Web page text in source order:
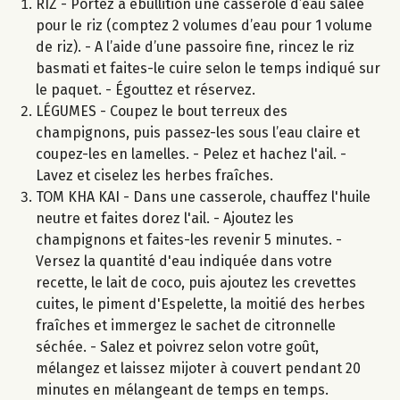
RIZ - Portez à ébullition une casserole d’eau salée
pour le riz (comptez 2 volumes d’eau pour 1 volume
de riz). - A l’aide d’une passoire fine, rincez le riz
basmati et faites-le cuire selon le temps indiqué sur
le paquet. - Égouttez et réservez.
LÉGUMES - Coupez le bout terreux des
champignons, puis passez-les sous l’eau claire et
coupez-les en lamelles. - Pelez et hachez l'ail. -
Lavez et ciselez les herbes fraîches.
TOM KHA KAI - Dans une casserole, chauffez l'huile
neutre et faites dorez l'ail. - Ajoutez les
champignons et faites-les revenir 5 minutes. -
Versez la quantité d'eau indiquée dans votre
recette, le lait de coco, puis ajoutez les crevettes
cuites, le piment d'Espelette, la moitié des herbes
fraîches et immergez le sachet de citronnelle
séchée. - Salez et poivrez selon votre goût,
mélangez et laissez mijoter à couvert pendant 20
minutes en mélangeant de temps en temps.